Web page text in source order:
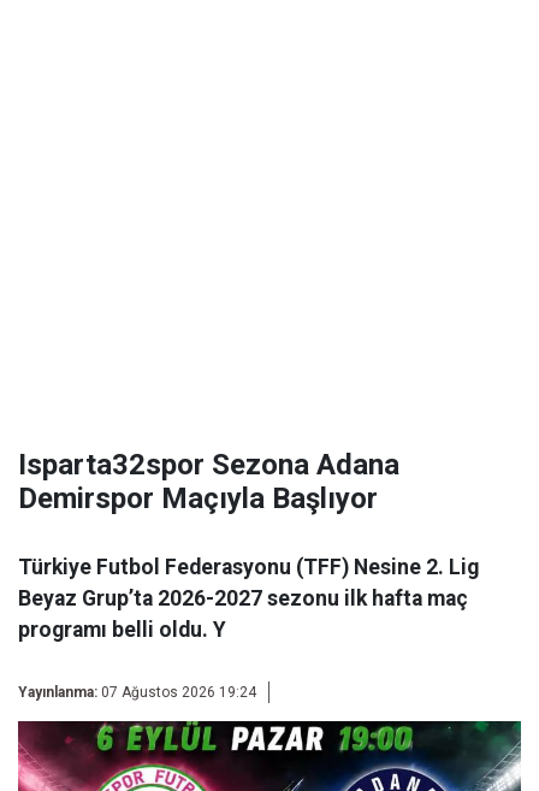
Isparta32spor Sezona Adana
Demirspor Maçıyla Başlıyor
Türkiye Futbol Federasyonu (TFF) Nesine 2. Lig
Beyaz Grup’ta 2026-2027 sezonu ilk hafta maç
programı belli oldu. Y
Yayınlanma: 07 Ağustos 2026 19:24